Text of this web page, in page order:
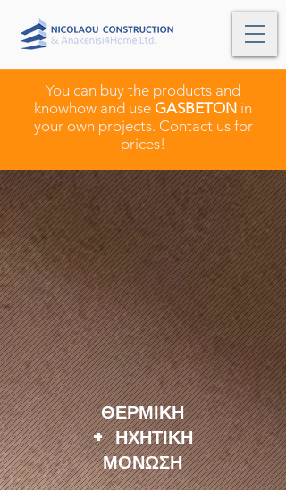
You can buy the products and
knowhow and use GASBETON in
your own projects. Contact us for
prices!
ΘΕΡΜΙΚΗ
+ ΗΧΗΤΙΚΗ
ΜΟΝΩΣΗ